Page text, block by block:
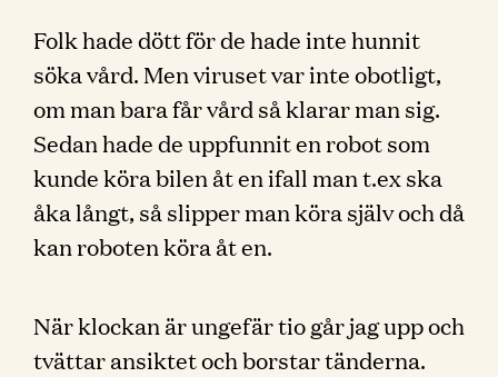
Folk hade dött för de hade inte hunnit
söka vård. Men viruset var inte obotligt,
om man bara får vård så klarar man sig.
Sedan hade de uppfunnit en robot som
kunde köra bilen åt en ifall man t.ex ska
åka långt, så slipper man köra själv och då
kan roboten köra åt en.
När klockan är ungefär tio går jag upp och
tvättar ansiktet och borstar tänderna.